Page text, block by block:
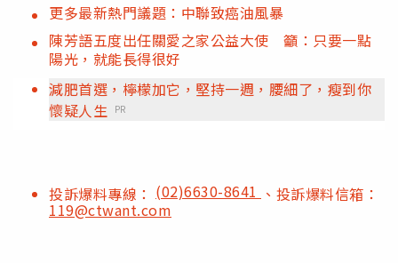
更多最新熱門議題：中聯致癌油風暴
陳芳語五度出任關愛之家公益大使 籲：只要一點
陽光，就能長得很好
減肥首選，檸檬加它，堅持一週，腰細了，瘦到你
懷疑人生 PR
投訴爆料專線： (02)6630-8641 、投訴爆料信箱：
119@ctwant.com